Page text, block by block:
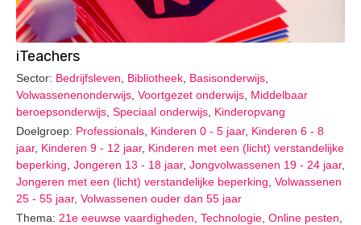
iTeachers
Sector: Bedrijfsleven Bibliotheek Basisonderwijs
Volwassenenonderwijs Voortgezet onderwijs Middelbaar
beroepsonderwijs Speciaal onderwijs Kinderopvang
Doelgroep: Professionals Kinderen 0 - 5 jaar, Kinderen 6 - 8
jaar, Kinderen 9 - 12 jaar, Kinderen met een (licht) verstandelijke
beperking Jongeren 13 - 18 jaar, Jongvolwassenen 19 - 24 jaar,
Jongeren met een (licht) verstandelijke beperking Volwassenen
25 - 55 jaar, Volwassenen ouder dan 55 jaar
Thema: 21e eeuwse vaardigheden Technologie Online pesten